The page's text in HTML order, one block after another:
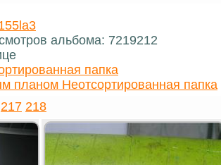
альбома: 7219212
папка
планом Неотсортированная папка
217 218